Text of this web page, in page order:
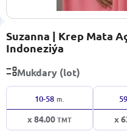
Suzanna | Krep Mata
Indoneziýa
Mukdary (lot)
10-58 m.
x 84.00TMT x